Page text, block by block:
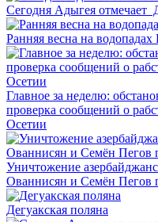
Сегодня Адыгея отмечает
Ранняя весна на водопадах
Главное за неделю:
проверка сообщений о
Осетии
Уничтожение
Ованнисян и Семён Пегов
Дегуакская поляна